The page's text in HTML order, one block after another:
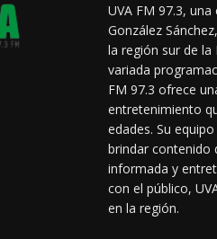
UVA FM 97.3,
González
la región sur de la
variada
FM 97.3 ofrece
entretenimiento
edades. Su
brindar contenido
informada y
con el público,
en la región.